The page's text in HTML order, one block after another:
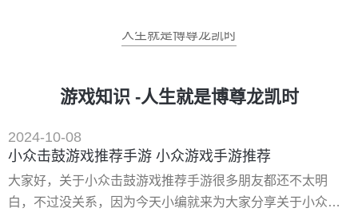
人生就是博尊龙凯时
游戏知识 -人生就是博尊龙凯时
2024-10-08
小众击鼓游戏推荐手游 小众游戏手游推荐
大家好，关于小众击鼓游戏推荐手游很多朋友都还不太明
白，不过没关系，因为今天小编就来为大家分享关于小众游